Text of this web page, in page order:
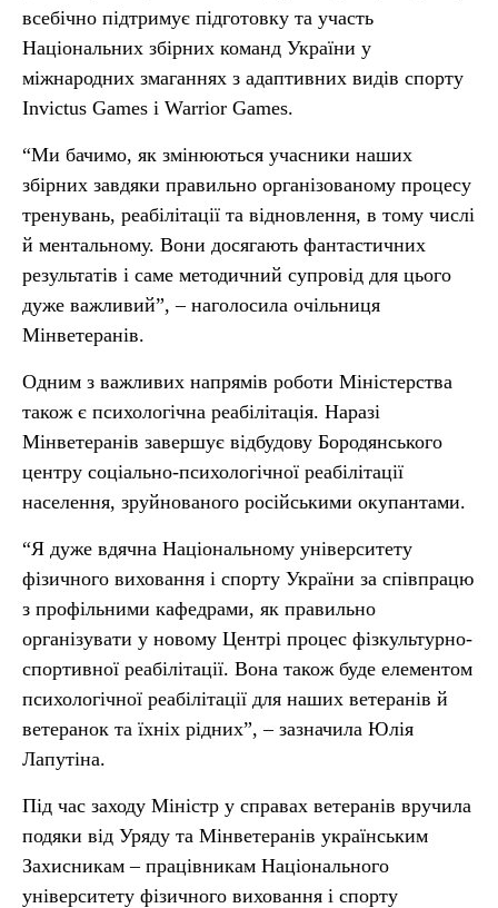
всебічно підтримує підготовку та участь
Національних збірних команд України у
міжнародних змаганнях з адаптивних видів спорту
Invictus Games і Warrior Games.
“Ми бачимо, як змінюються учасники наших
збірних завдяки правильно організованому процесу
тренувань, реабілітації та відновлення, в тому числі
й ментальному. Вони досягають фантастичних
результатів і саме методичний супровід для цього
дуже важливий”, – наголосила очільниця
Мінветеранів.
Одним з важливих напрямів роботи Міністерства
також є психологічна реабілітація. Наразі
Мінветеранів завершує відбудову Бородянського
центру соціально-психологічної реабілітації
населення, зруйнованого російськими окупантами.
“Я дуже вдячна Національному університету
фізичного виховання і спорту України за співпрацю
з профільними кафедрами, як правильно
організувати у новому Центрі процес фізкультурно-
спортивної реабілітації. Вона також буде елементом
психологічної реабілітації для наших ветеранів й
ветеранок та їхніх рідних”, – зазначила Юлія
Лапутіна.
Під час заходу Міністр у справах ветеранів вручила
подяки від Уряду та Мінветеранів українським
Захисникам – працівникам Національного
університету фізичного виховання і спорту